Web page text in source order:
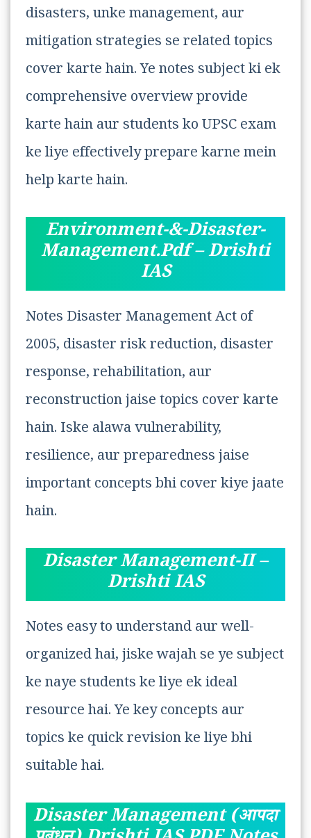
disasters, unke management, aur
mitigation strategies se related topics
cover karte hain. Ye notes subject ki ek
comprehensive overview provide
karte hain aur students ko UPSC exam
ke liye effectively prepare karne mein
help karte hain.
Environment-&-Disaster-
Management.pdf – Drishti
IAS
Notes Disaster Management Act of
2005, disaster risk reduction, disaster
response, rehabilitation, aur
reconstruction jaise topics cover karte
hain. Iske alawa vulnerability,
resilience, aur preparedness jaise
important concepts bhi cover kiye jaate
hain.
Disaster Management-II –
Drishti IAS
Notes easy to understand aur well-
organized hai, jiske wajah se ye subject
ke naye students ke liye ek ideal
resource hai. Ye key concepts aur
topics ke quick revision ke liye bhi
suitable hai.
Disaster Management (आपदा